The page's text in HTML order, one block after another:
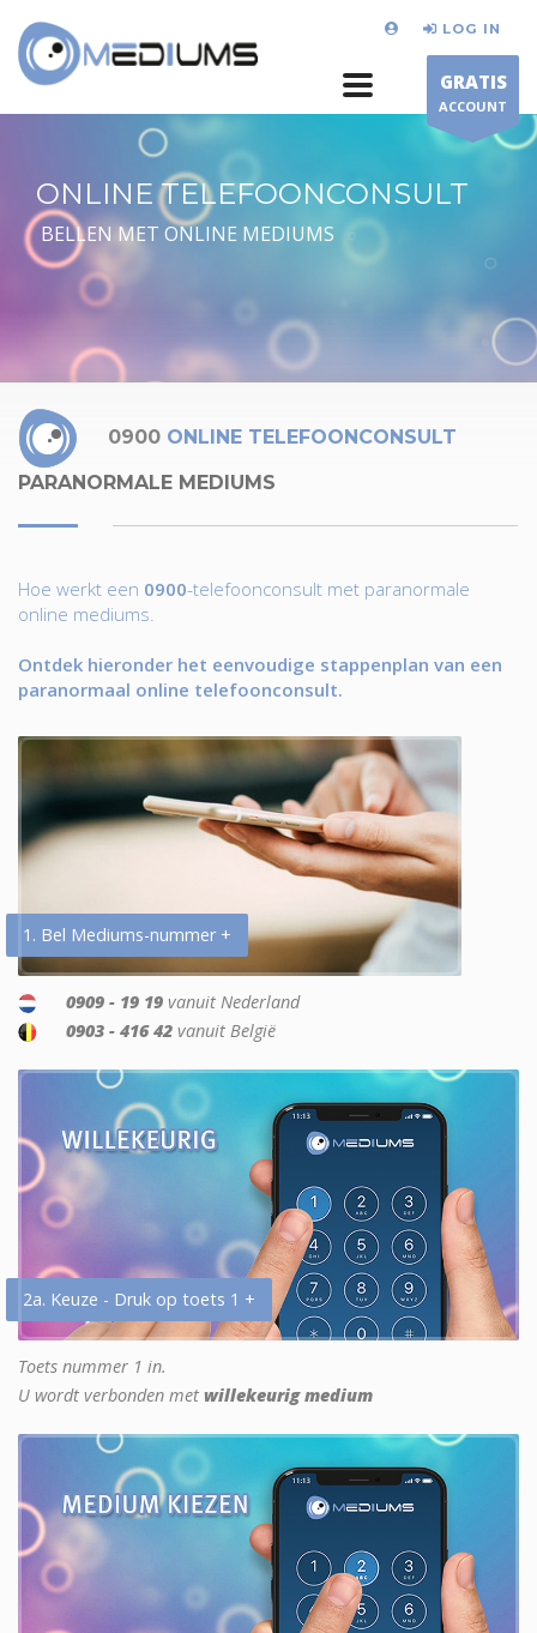
LOG IN
GRATIS
ACCOUNT
ONLINE TELEFOONCONSULT
BELLEN MET ONLINE MEDIUMS
0900 ONLINE TELEFOONCONSULT
PARANORMALE MEDIUMS
Hoe werkt een 0900-telefoonconsult met paranormale
online mediums.
Ontdek hieronder het eenvoudige stappenplan van een
paranormaal online telefoonconsult.
1. Bel Mediums-nummer +
0909 - 19 19 vanuit Nederland
0903 - 416 42 vanuit België
2a. Keuze - Druk op toets 1 +
Toets nummer 1 in.
U wordt verbonden met willekeurig medium